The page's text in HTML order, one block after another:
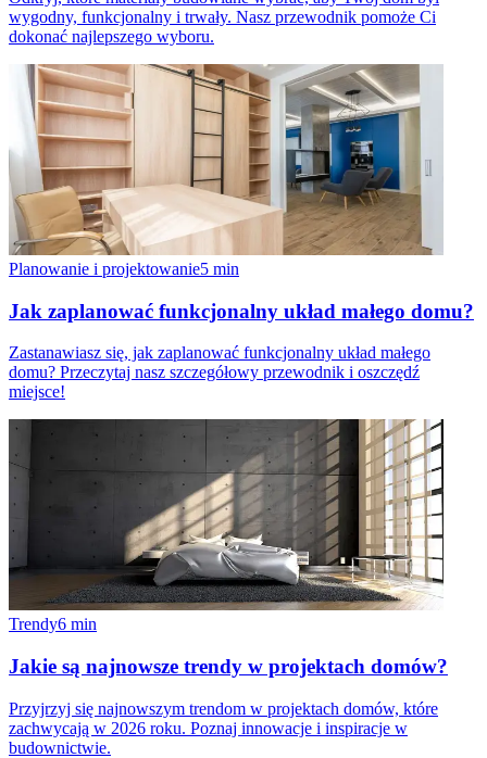
wygodny, funkcjonalny i trwały. Nasz przewodnik pomoże Ci
dokonać najlepszego wyboru.
Planowanie i projektowanie5 min
Jak zaplanować funkcjonalny układ małego domu?
Zastanawiasz się, jak zaplanować funkcjonalny układ małego
domu? Przeczytaj nasz szczegółowy przewodnik i oszczędź
miejsce!
Trendy6 min
Jakie są najnowsze trendy w projektach domów?
Przyjrzyj się najnowszym trendom w projektach domów, które
zachwycają w 2026 roku. Poznaj innowacje i inspiracje w
budownictwie.